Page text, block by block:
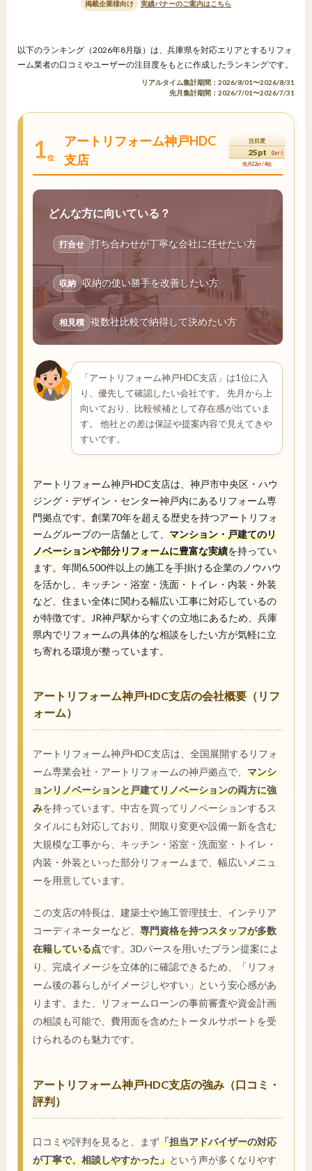
掲載企業様向け 実績バナーのご案内はこちら
以下のランキング（2026年8月版）は、兵庫県を対応エリアとするリフォ
ーム業者の口コミやユーザーの注目度をもとに作成したランキングです。
リアルタイム集計期間：2026/8/01〜2026/8/31
先月集計期間：2026/7/01〜2026/7/31
1位
アートリフォーム神戸HDC
支店
注目度
25pt (3pt↑)
先月22pt / 4位
どんな方に向いている？
打合せ 打ち合わせが丁寧な会社に任せたい方
収納 収納の使い勝手を改善したい方
相見積 複数社比較で納得して決めたい方
「アートリフォーム神戸HDC支店」は1位に入
り、優先して確認したい会社です。 先月から上
向いており、比較候補として存在感が出ていま
す。 他社との差は保証や提案内容で見えてきや
すいです。
アートリフォーム神戸HDC支店は、神戸市中央区・ハウ
ジング・デザイン・センター神戸内にあるリフォーム専
門拠点です。創業70年を超える歴史を持つアートリフォ
ームグループの一店舗として、 マンション・戸建てのリ
ノベーションや部分リフォームに豊富な実績を持ってい
ます。年間6,500件以上の施工を手掛ける企業のノウハウ
を活かし、キッチン・浴室・洗面・トイレ・内装・外装
など、住まい全体に関わる幅広い工事に対応しているの
が特徴です。JR神戸駅からすぐの立地にあるため、兵庫
県内でリフォームの具体的な相談をしたい方が気軽に立
ち寄れる環境が整っています。
アートリフォーム神戸HDC支店の会社概要（リフ
ォーム）
アートリフォーム神戸HDC支店は、全国展開するリフォ
ーム専業会社・アートリフォームの神戸拠点で、 マンシ
ョンリノベーションと戸建てリノベーションの両方に強
みを持っています。中古を買ってリノベーションするス
タイルにも対応しており、間取り変更や設備一新を含む
大規模な工事から、キッチン・浴室・洗面室・トイレ・
内装・外装といった部分リフォームまで、幅広いメニュ
ーを用意しています。
この支店の特長は、建築士や施工管理技士、インテリア
コーディネーターなど、 専門資格を持つスタッフが多数
在籍している点です。3Dパースを用いたプラン提案によ
り、完成イメージを立体的に確認できるため、「リフォ
ーム後の暮らしがイメージしやすい」という安心感があ
ります。また、リフォームローンの事前審査や資金計画
の相談も可能で、費用面を含めたトータルサポートを受
けられるのも魅力です。
アートリフォーム神戸HDC支店の強み（口コミ・
評判）
口コミや評判を見ると、まず「担当アドバイザーの対応
が丁寧で、相談しやすかった」という声が多くなりやす